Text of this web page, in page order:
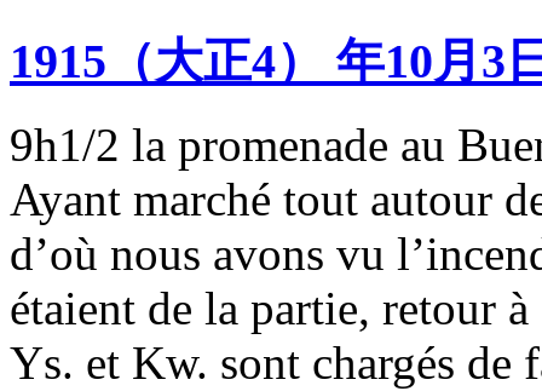
1915（大正4） 年10月3
9h1/2 la promenade au
Ayant marché tout autour
d’où nous avons vu
étaient de la partie, retour
Ys. et Kw. sont chargés de